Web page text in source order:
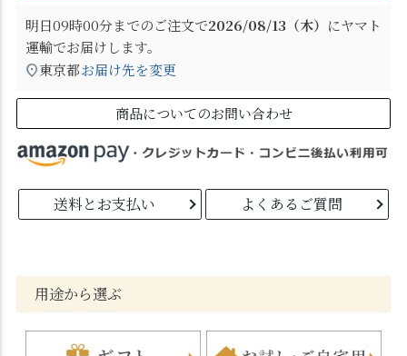
明日09時00分までのご注文で2026/08/13（木） にヤマト
運輸でお届けします。
東京都お届け先を変更
商品についてのお問い合わせ
送料とお支払い よくあるご質問
用途から選ぶ